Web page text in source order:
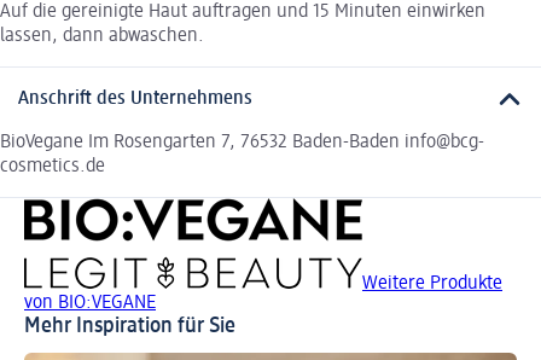
Auf die gereinigte Haut auftragen und 15 Minuten einwirken
lassen, dann abwaschen.
Anschrift des Unternehmens
BioVegane Im Rosengarten 7, 76532 Baden-Baden info@bcg-
cosmetics.de
Weitere Produkte
von BIO:VEGANE
Mehr Inspiration für Sie